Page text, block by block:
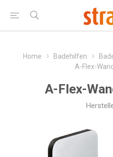
Home Badehilfen
A-Flex-
A-Flex-